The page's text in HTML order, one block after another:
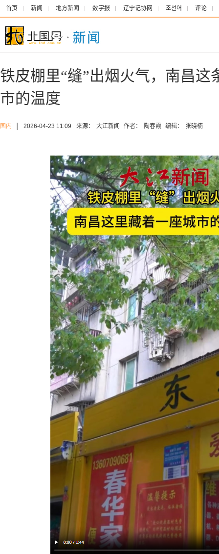
首页 新闻 地方新闻 数字报 辽宁记协网 조선어 评论
铁皮棚里“缝”出烟火气，南昌这
市的温度
国内 2026-04-23 11:09 来源： 大江新闻 作者： 陶春霞 编辑： 张晓楠